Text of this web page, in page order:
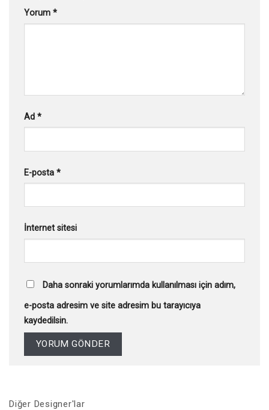
Yorum *
Ad *
E-posta *
İnternet sitesi
Daha sonraki yorumlarımda kullanılması için adım,
e-posta adresim ve site adresim bu tarayıcıya
kaydedilsin.
Diğer Designer'lar